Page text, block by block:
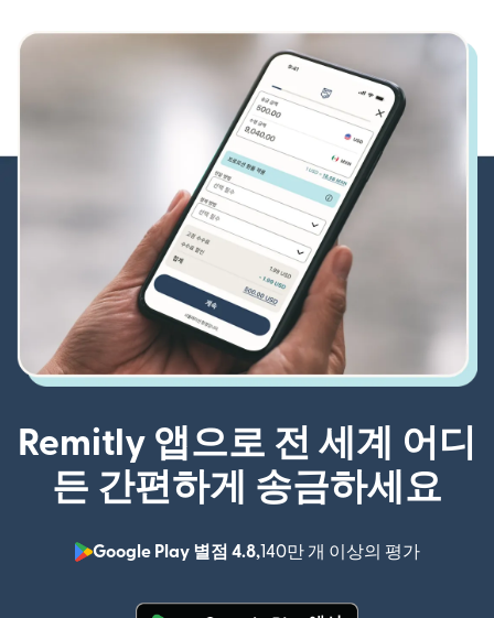
Remitly 앱으로 전 세계 어디
든 간편하게 송금하세요
Google Play 별점 4.8,140만 개 이상의 평가